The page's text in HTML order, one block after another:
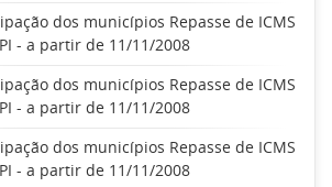
dos municípios Repasse de ICMS
- a partir de 11/11/2008
dos municípios Repasse de ICMS
- a partir de 11/11/2008
dos municípios Repasse de ICMS
- a partir de 11/11/2008